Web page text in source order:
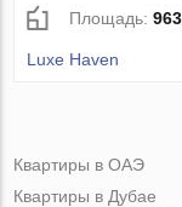
Площадь:
Luxe Haven
Квартиры в ОАЭ
Квартиры в Дубае